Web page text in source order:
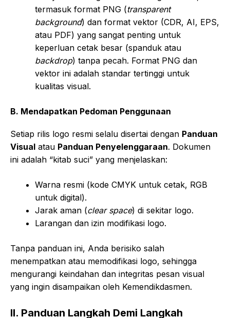
termasuk format PNG (transparent
background) dan format vektor (CDR, AI, EPS,
atau PDF) yang sangat penting untuk
keperluan cetak besar (spanduk atau
backdrop) tanpa pecah. Format PNG dan
vektor ini adalah standar tertinggi untuk
kualitas visual.
B. Mendapatkan Pedoman Penggunaan
Setiap rilis logo resmi selalu disertai dengan Panduan
Visual atau Panduan Penyelenggaraan. Dokumen
ini adalah “kitab suci” yang menjelaskan:
Warna resmi (kode CMYK untuk cetak, RGB
untuk digital).
Jarak aman (clear space) di sekitar logo.
Larangan dan izin modifikasi logo.
Tanpa panduan ini, Anda berisiko salah
menempatkan atau memodifikasi logo, sehingga
mengurangi keindahan dan integritas pesan visual
yang ingin disampaikan oleh Kemendikdasmen.
II. Panduan Langkah Demi Langkah